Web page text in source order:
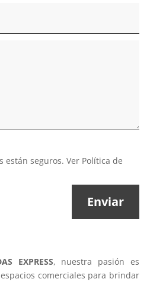
están seguros. Ver Política de
Enviar
EXPRESS, nuestra pasión es
comerciales para brindar